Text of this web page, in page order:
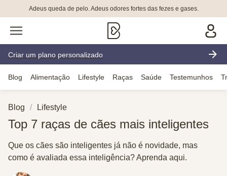
Adeus queda de pelo. Adeus odores fortes das fezes e gases.
Criar um plano personalizado
Blog Alimentação Lifestyle Raças Saúde Testemunhos
Blog Lifestyle
Top 7 raças de cães mais inteligentes
Que os cães são inteligentes já não é novidade, mas
como é avaliada essa inteligência? Aprenda aqui.